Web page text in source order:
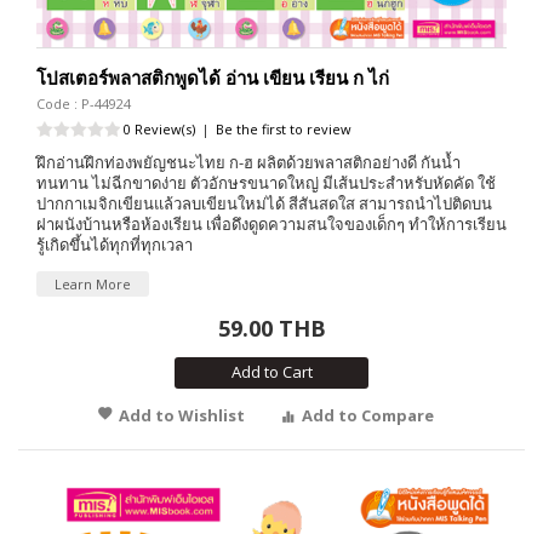
โปสเตอร์พลาสติกพูดได้ อ่าน เขียน เรียน ก ไก่
Code : P-44924
0 Review(s) | Be the first to review
ฝึกอ่านฝึกท่องพยัญชนะไทย ก-ฮ ผลิตด้วยพลาสติกอย่างดี กันน้ำ
ทนทาน ไม่ฉีกขาดง่าย ตัวอักษรขนาดใหญ่ มีเส้นประสำหรับหัดคัด ใช้
ปากกาเมจิกเขียนแล้วลบเขียนใหม่ได้ สีสันสดใส สามารถนำไปติดบน
ฝาผนังบ้านหรือห้องเรียน เพื่อดึงดูดความสนใจของเด็กๆ ทำให้การเรียน
รู้เกิดขึ้นได้ทุกที่ทุกเวลา
Learn More
59.00 THB
Add to Cart
Add to Wishlist
Add to Compare